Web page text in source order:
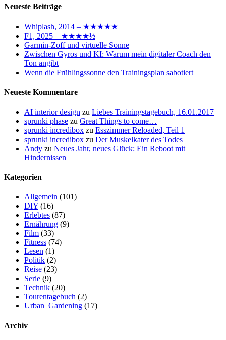
Neueste Beiträge
Whiplash, 2014 – ★★★★★
F1, 2025 – ★★★★½
Garmin-Zoff und virtuelle Sonne
Zwischen Gyros und KI: Warum mein digitaler Coach den
Ton angibt
Wenn die Frühlingssonne den Trainingsplan sabotiert
Neueste Kommentare
AI interior design zu Liebes Trainingstagebuch, 16.01.2017
sprunki phase zu Great Things to come…
sprunki incredibox zu Esszimmer Reloaded, Teil 1
sprunki incredibox zu Der Muskelkater des Todes
Andy zu Neues Jahr, neues Glück: Ein Reboot mit
Hindernissen
Kategorien
Allgemein (101)
DIY (16)
Erlebtes (87)
Ernährung (9)
Film (33)
Fitness (74)
Lesen (1)
Politik (2)
Reise (23)
Serie (9)
Technik (20)
Tourentagebuch (2)
Urban_Gardening (17)
Archiv